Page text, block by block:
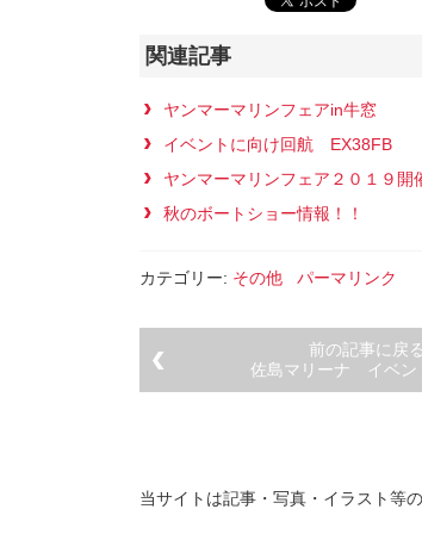
関連記事
ヤンマーマリンフェアin牛窓
イベントに向け回航 EX38FB
ヤンマーマリンフェア２０１９開
秋のボートショー情報！！
カテゴリー: その他 パーマリンク
前の記事に戻る
佐島マリーナ イベン
当サイトは記事・写真・イラスト等